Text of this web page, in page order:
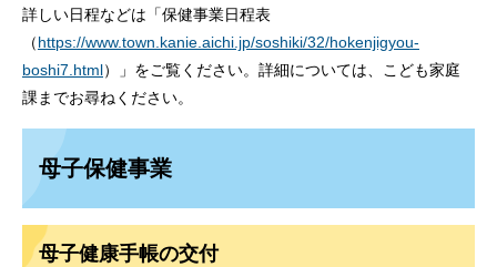
詳しい日程などは「保健事業日程表
（https://www.town.kanie.aichi.jp/soshiki/32/hokenjigyou-
boshi7.html）」をご覧ください。詳細については、こども家庭
課までお尋ねください。
母子保健事業
母子健康手帳の交付